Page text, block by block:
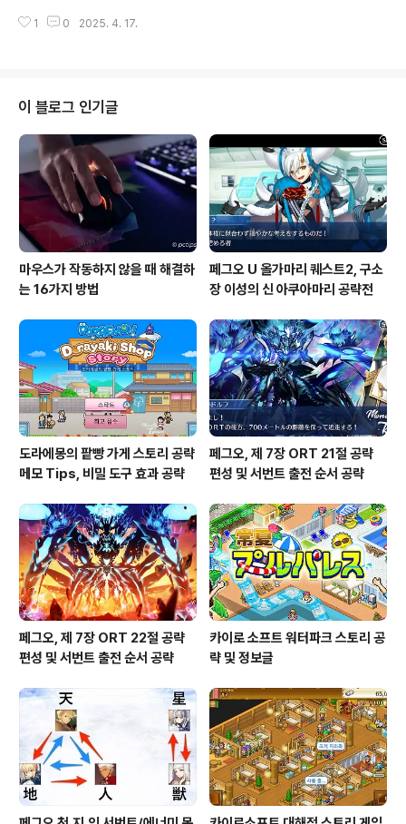
차단할 수도 있어요!✅ 앱별 알림 설정하기1️..
속도(VRR, Variable Refresh Rate) 때문일 수 있습니
또는 FreeSync(AMD) 기술과 관련된 기능으로, FPS(프
레임 속도)와 모니터의 새로 고침 속도를 동기화하여 화면
찢어짐(Tearing)을 방지합니다.하지만, 이 기능이 오히려
문제를 일으킬 수도 있습니다.✅ VRR이 문제인지 확인하
는 방법1️⃣ 게임을 실행..
1 0 2025. 4. 17.
이 블로그 인기글
마우스가 작동하지 않을 때 해결하
는 16가지 방법
페그오 U 올가마리 퀘스트2, 구소
장 이성의 신 아쿠아마리 공략전
도라에몽의 팥빵 가게 스토리 공략
메모 Tips, 비밀 도구 효과 공략
페그오, 제 7장 ORT 21절 공략
편성 및 서번트 출전 순서 공략
페그오, 제 7장 ORT 22절 공략
편성 및 서번트 출전 순서 공략
카이로 소프트 워터파크 스토리 공
략 및 정보글